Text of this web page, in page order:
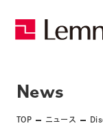
News
TOP ニュース